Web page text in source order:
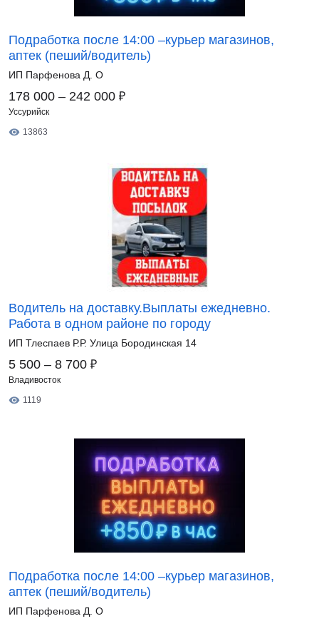
Подработка после 14:00 –курьер магазинов,
аптек (пеший/водитель)
ИП Парфенова Д. О
178 000 – 242 000 ₽
Уссурийск
13863
Водитель на доставку.Выплаты ежедневно.
Работа в одном районе по городу
ИП Тлеспаев Р.Р. Улица Бородинская 14
5 500 – 8 700 ₽
Владивосток
1119
Подработка после 14:00 –курьер магазинов,
аптек (пеший/водитель)
ИП Парфенова Д. О